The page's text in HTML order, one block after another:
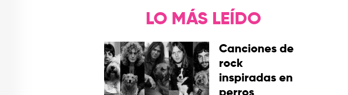
LO MÁS LEÍDO
Canciones de
rock
inspiradas en
perros